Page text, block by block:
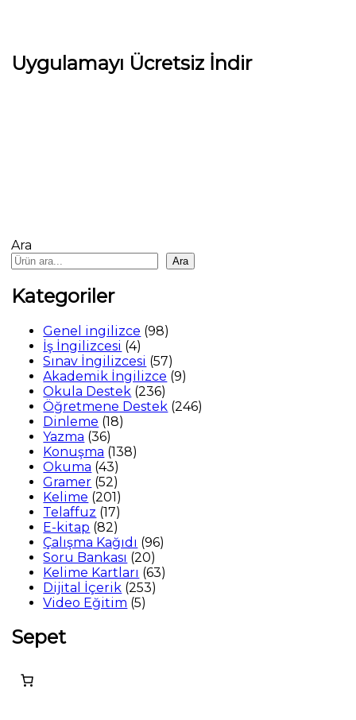
Uygulamayı Ücretsiz İndir
Ara
Ara
Kategoriler
Genel ingilizce 9898
İş İngilizcesi 44
ürün
Sınav İngilizcesi 5757
ürün
Akademik İngilizce 99
Okula Destek 236236
ürün
Öğretmene Destek 246246
Dinleme 1818
Yazma 3636
ürün
Konuşma 138138
Okuma 4343
ürün
Gramer 5252
ürün
Kelime 201 201
ürün
Telaffuz 1717
ürün
E-kitap 8282
ürün
Çalışma Kağıdı 9696
Soru Bankası 2020
ürün
Kelime Kartları 6363
Dijital İçerik 253253
Video Eğitim 55
Sepet